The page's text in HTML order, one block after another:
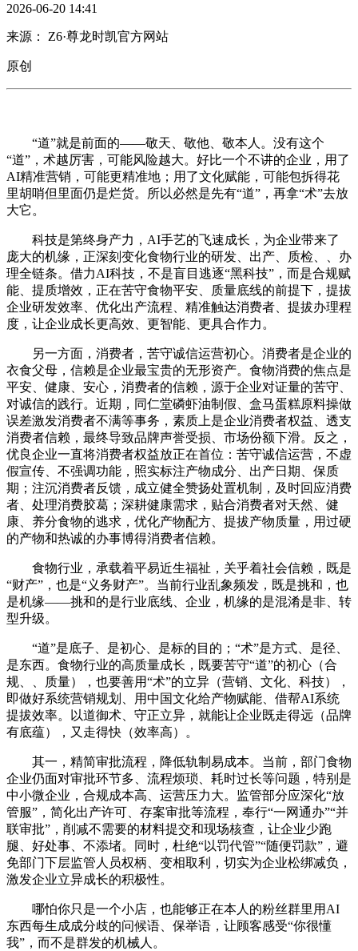
2026-06-20 14:41
来源： Z6·尊龙时凯官方网站
原创
“道”就是前面的——敬天、敬他、敬本人。没有这个
“道”，术越厉害，可能风险越大。好比一个不讲的企业，用了
AI精准营销，可能更精准地；用了文化赋能，可能包拆得花
里胡哨但里面仍是烂货。所以必然是先有“道”，再拿“术”去放
大它。
科技是第终身产力，AI手艺的飞速成长，为企业带来了
庞大的机缘，正深刻变化食物行业的研发、出产、质检、、办
理全链条。借力AI科技，不是盲目逃逐“黑科技”，而是合规赋
能、提质增效，正在苦守食物平安、质量底线的前提下，提拔
企业研发效率、优化出产流程、精准触达消费者、提拔办理程
度，让企业成长更高效、更智能、更具合作力。
另一方面，消费者，苦守诚信运营初心。消费者是企业的
衣食父母，信赖是企业最宝贵的无形资产。食物消费的焦点是
平安、健康、安心，消费者的信赖，源于企业对证量的苦守、
对诚信的践行。近期，同仁堂磷虾油制假、盒马蛋糕原料操做
误差激发消费者不满等事务，素质上是企业消费者权益、透支
消费者信赖，最终导致品牌声誉受损、市场份额下滑。反之，
优良企业一直将消费者权益放正在首位：苦守诚信运营，不虚
假宣传、不强调功能，照实标注产物成分、出产日期、保质
期；注沉消费者反馈，成立健全赞扬处置机制，及时回应消费
者、处理消费胶葛；深耕健康需求，贴合消费者对天然、健
康、养分食物的逃求，优化产物配方、提拔产物质量，用过硬
的产物和热诚的办事博得消费者信赖。
食物行业，承载着平易近生福祉，关乎着社会信赖，既是
“财产”，也是“义务财产”。当前行业乱象频发，既是挑和，也
是机缘——挑和的是行业底线、企业，机缘的是混淆是非、转
型升级。
“道”是底子、是初心、是标的目的；“术”是方式、是径、
是东西。食物行业的高质量成长，既要苦守“道”的初心（合
规、、质量），也要善用“术”的立异（营销、文化、科技），
即做好系统营销规划、用中国文化给产物赋能、借帮AI系统
提拔效率。以道御术、守正立异，就能让企业既走得远（品牌
有底蕴），又走得快（效率高）。
其一，精简审批流程，降低轨制易成本。当前，部门食物
企业仍面对审批环节多、流程烦琐、耗时过长等问题，特别是
中小微企业，合规成本高、运营压力大。监管部分应深化“放
管服”，简化出产许可、存案审批等流程，奉行“一网通办”“并
联审批”，削减不需要的材料提交和现场核查，让企业少跑
腿、好处事、不添堵。同时，杜绝“以罚代管”“随便罚款”，避
免部门下层监管人员权柄、变相取利，切实为企业松绑减负，
激发企业立异成长的积极性。
哪怕你只是一个小店，也能够正在本人的粉丝群里用AI
东西每生成成分歧的问候语、保举语，让顾客感受“你很懂
我”，而不是群发的机械人。